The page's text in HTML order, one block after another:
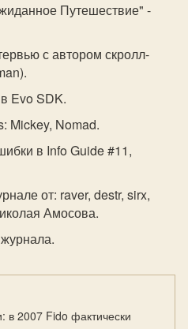
Путешествие" -
с автором скролл-
Evo SDK.
Mickey, Nomad.
в Info Guide #11,
от: raver, destr, sirx,
Амосова.
в 2007 Fido фактически